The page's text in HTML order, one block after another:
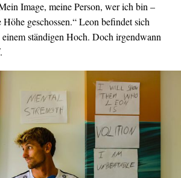
Image, meine Person, wer ich bin –
geschossen.“ Leon befindet sich
ständigen Hoch. Doch irgendwann